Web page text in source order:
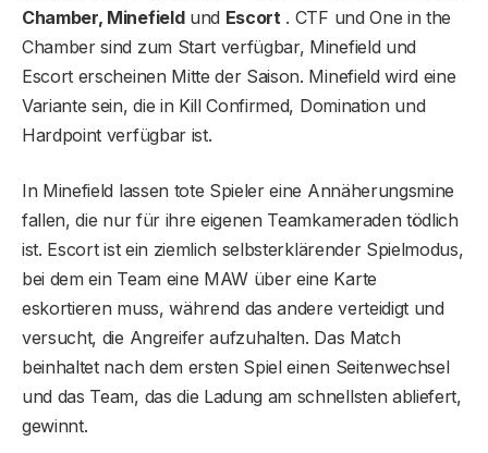
Chamber, Minefieldund Escort . CTF und One in the
Chamber sind zum Start verfügbar, Minefield und
Escort erscheinen Mitte der Saison. Minefield wird eine
Variante sein, die in Kill Confirmed, Domination und
Hardpoint verfügbar ist.
In Minefield lassen tote Spieler eine Annäherungsmine
fallen, die nur für ihre eigenen Teamkameraden tödlich
ist. Escort ist ein ziemlich selbsterklärender Spielmodus,
bei dem ein Team eine MAW über eine Karte
eskortieren muss, während das andere verteidigt und
versucht, die Angreifer aufzuhalten. Das Match
beinhaltet nach dem ersten Spiel einen Seitenwechsel
und das Team, das die Ladung am schnellsten abliefert,
gewinnt.